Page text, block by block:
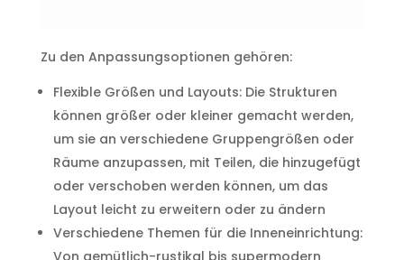
Zu den Anpassungsoptionen gehören:
Flexible Größen und Layouts: Die Strukturen
können größer oder kleiner gemacht werden,
um sie an verschiedene Gruppengrößen oder
Räume anzupassen, mit Teilen, die hinzugefügt
oder verschoben werden können, um das
Layout leicht zu erweitern oder zu ändern
Verschiedene Themen für die Inneneinrichtung:
Von gemütlich-rustikal bis supermodern